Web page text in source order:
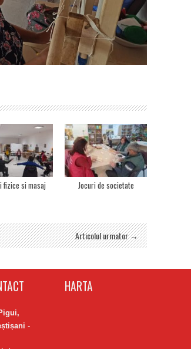
fizice si masaj Jocuri de societate
Articolul urmator →
-
HARTA